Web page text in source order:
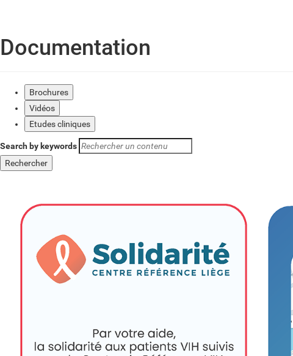
Documentation
Brochures
Vidéos
Etudes cliniques
Search by keywords